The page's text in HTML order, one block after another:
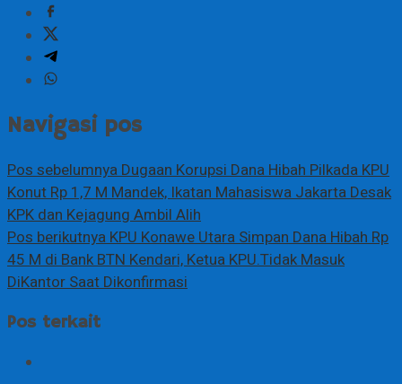
Navigasi pos
Pos sebelumnyaDugaan Korupsi Dana Hibah Pilkada KPU
Konut Rp 1,7 M Mandek, Ikatan Mahasiswa Jakarta Desak
KPK dan Kejagung Ambil Alih
Pos berikutnyaKPU Konawe Utara Simpan Dana Hibah Rp
45 M di Bank BTN Kendari, Ketua KPU.Tidak Masuk
DiKantor Saat Dikonfirmasi
Pos terkait